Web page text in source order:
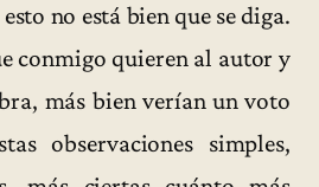
no está bien que se diga.
conmigo quieren al autor y
más bien verían un voto
observaciones simples,